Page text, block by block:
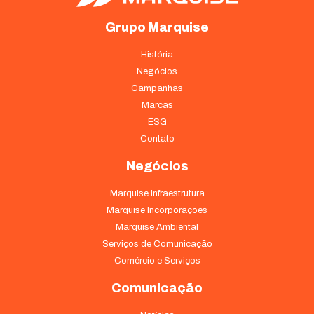
Grupo Marquise
História
Negócios
Campanhas
Marcas
ESG
Contato
Negócios
Marquise Infraestrutura
Marquise Incorporações
Marquise Ambiental
Serviços de Comunicação
Comércio e Serviços
Comunicação